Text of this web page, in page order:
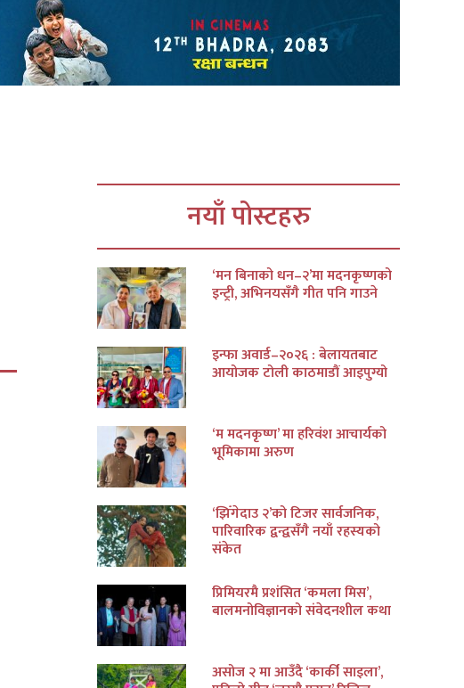
नयाँ पोस्टहरु
‘मन बिनाको धन–२’मा मदनकृष्णको
इन्ट्री, अभिनयसँगै गीत पनि गाउने
इन्फा अवार्ड–२०२६ : बेलायतबाट
आयोजक टोली काठमाडौं आइपुग्यो
‘म मदनकृष्ण’ मा हरिवंश आचार्यको
भूमिकामा अरुण
‘झिँगेदाउ २’को टिजर सार्वजनिक,
पारिवारिक द्वन्द्वसँगै नयाँ रहस्यको
संकेत
प्रिमियरमै प्रशंसित ‘कमला मिस’,
बालमनोविज्ञानको संवेदनशील कथा
असोज २ मा आउँदै ‘कार्की साइला’,